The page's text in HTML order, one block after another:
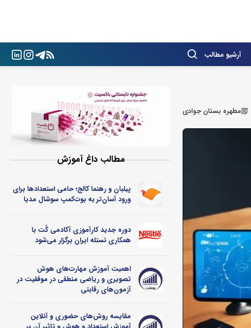
آرشیو مطالب
مطهره بستان‌ جوادی
مطالب داغ آموزش
پیلبان و رهنما کالج؛ حامی استعدادها برای
ورود آسان‌تر به بوت‌کمپ سوشال مدیا
دوره جدید کارآموزی آکادمی کُت با
همکاری نستله ایران برگزار می‌شود
اهمیت آموزش مهارت‌های هوش
تصویری و ریاضی منطقی در موفقیت در
آزمون‌های رقابتی
مقایسه روش‌های حضوری و آنلاین